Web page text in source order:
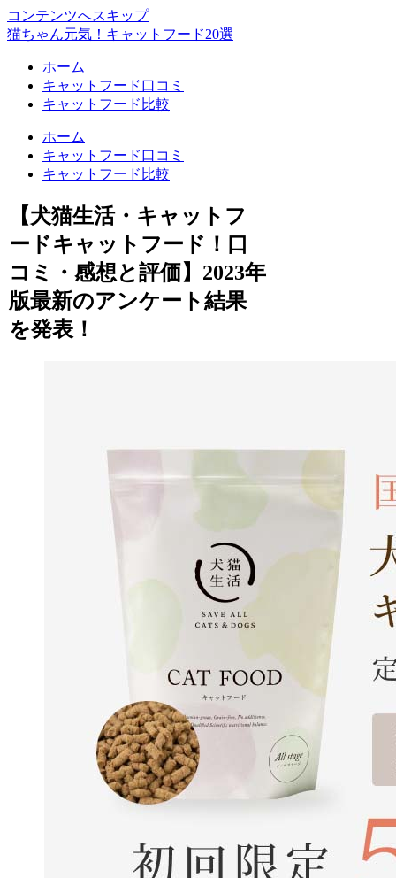
コンテンツへスキップ
猫ちゃん元気！キャットフード20選
ホーム
キャットフード口コミ
キャットフード比較
ホーム
キャットフード口コミ
キャットフード比較
【犬猫生活・キャットフ
ードキャットフード！口
コミ・感想と評価】2023年
版最新のアンケート結果
を発表！